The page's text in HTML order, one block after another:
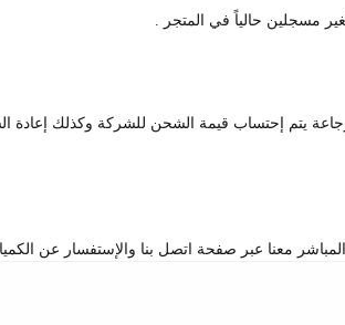
مسجلين حالياً في المتجر .
يتم إحتساب قيمة الشحن للشركة وكذلك إعادة